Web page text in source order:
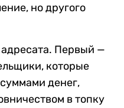
но другого
Первый —
которые
денег,
в топку